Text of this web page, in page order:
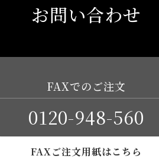
お問い合わせ
FAXでのご注文
0120-948-560
FAXご注文用紙はこちら